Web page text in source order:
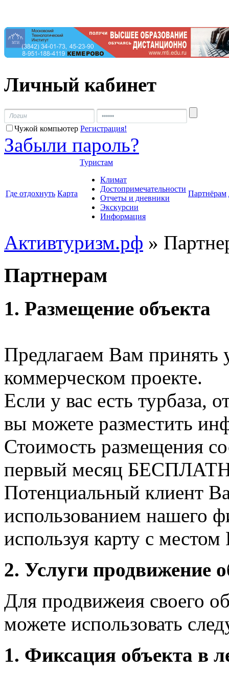
Личный кабинет
Чужой компьютер Регистрация!
Забыли пароль?
Где отдохнуть Карта
Туристам
Климат
Достопримечательности
Отчеты и дневники
Экскурсии
Информация
Партнёрам
Активтуризм.рф »
Партнерам
1. Размещение объекта
Предлагаем Вам принять
коммерческом проекте.
Если у вас есть турбаза,
вы можете разместить
Стоимость размещения
первый месяц
Потенциальный клиент
использованием нашего
используя карту с
2. Услуги продвижение
Для продвижеия своего
можете использовать
1. Фиксация объекта в